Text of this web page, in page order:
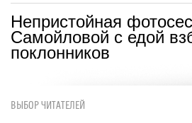
Непристойная
Самойловой с едой
поклонников
ВЫБОР ЧИТАТЕЛЕЙ